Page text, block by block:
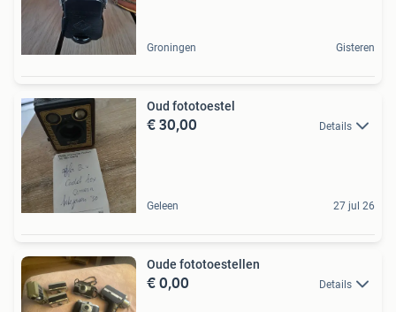
Groningen Gisteren
Oud fototoestel
€ 30,00 Details
Geleen 27 jul 26
Oude fototoestellen
€ 0,00 Details